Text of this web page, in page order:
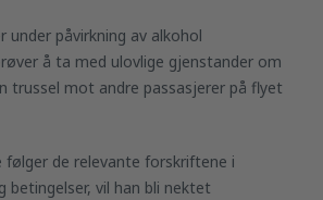
under påvirkning av alkohol
å ta med ulovlige gjenstander om
trussel mot andre passasjerer på flyet
følger de relevante forskriftene i
betingelser, vil han bli nektet